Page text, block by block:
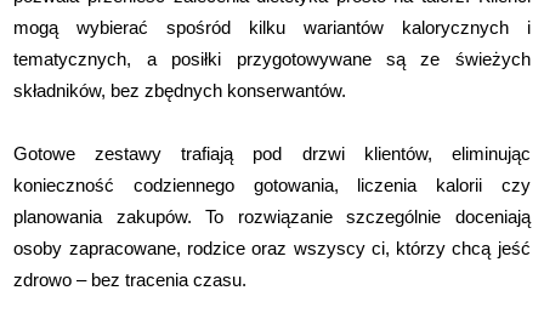
mogą wybierać spośród kilku wariantów kalorycznych i
tematycznych, a posiłki przygotowywane są ze świeżych
składników, bez zbędnych konserwantów.
Gotowe zestawy trafiają pod drzwi klientów, eliminując
konieczność codziennego gotowania, liczenia kalorii czy
planowania zakupów. To rozwiązanie szczególnie doceniają
osoby zapracowane, rodzice oraz wszyscy ci, którzy chcą jeść
zdrowo – bez tracenia czasu.